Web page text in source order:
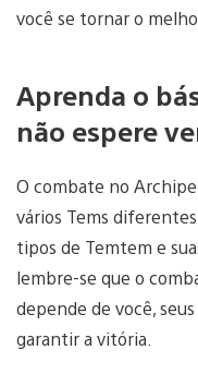
você se tornar o
Aprenda o
não espere
O combate no
vários Tems
tipos de Temtem e
lembre-se que o
depende de você,
garantir a vitória.